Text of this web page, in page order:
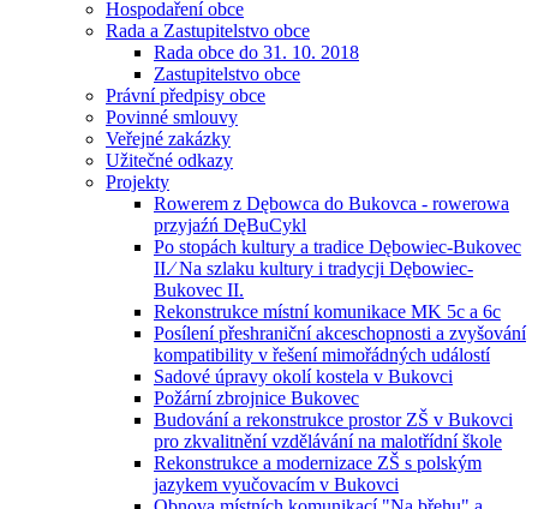
Hospodaření obce
Rada a Zastupitelstvo obce
Rada obce do 31. 10. 2018
Zastupitelstvo obce
Právní předpisy obce
Povinné smlouvy
Veřejné zakázky
Užitečné odkazy
Projekty
Rowerem z Dębowca do Bukovca - rowerowa
przyjaźń DęBuCykl
Po stopách kultury a tradice Dębowiec-Bukovec
II.⁄ Na szlaku kultury i tradycji Dębowiec-
Bukovec II.
Rekonstrukce místní komunikace MK 5c a 6c
Posílení přeshraniční akceschopnosti a zvyšování
kompatibility v řešení mimořádných událostí
Sadové úpravy okolí kostela v Bukovci
Požární zbrojnice Bukovec
Budování a rekonstrukce prostor ZŠ v Bukovci
pro zkvalitnění vzdělávání na malotřídní škole
Rekonstrukce a modernizace ZŠ s polským
jazykem vyučovacím v Bukovci